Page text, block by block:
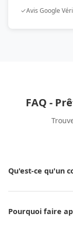
✓Avis Google
FAQ -
Qu'est-ce qu'un
organisme de
Pourquoi faire